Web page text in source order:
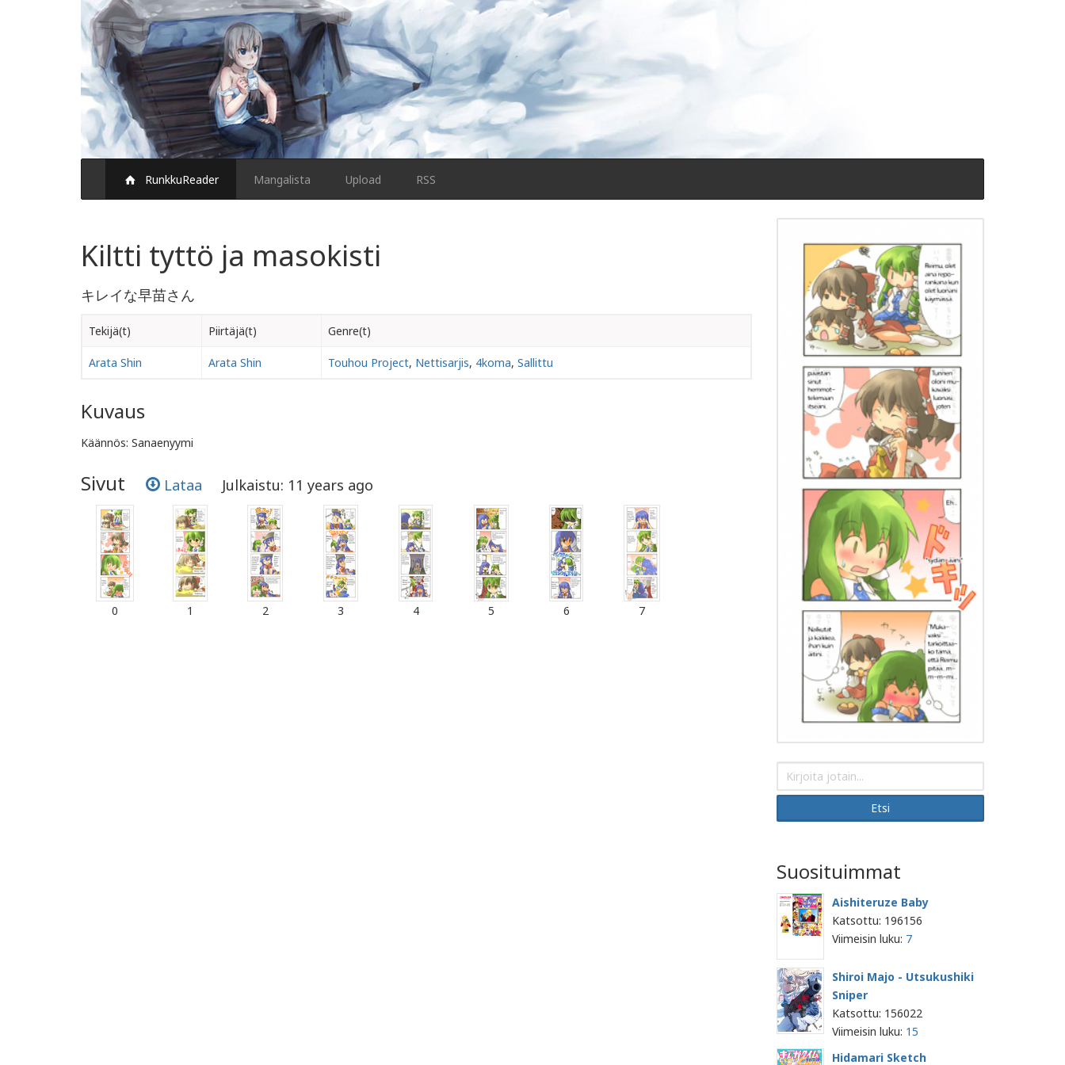
RunkkuReader Mangalista Upload RSS
Kiltti tyttö ja masokisti
キレイな早苗さん
Tekijä(t) Piirtäjä(t) Genre(t)
Arata Shin Arata Shin Touhou Project, Nettisarjis, 4koma, Sallittu
Kuvaus
Käännös: Sanaenyymi
Sivut Lataa Julkaistu: 11 years ago
0 1 2 3 4 5 6 7
Etsi
Suosituimmat
Aishiteruze Baby
Katsottu: 196156
Viimeisin luku: 7
Shiroi Majo - Utsukushiki
Sniper
Katsottu: 156022
Viimeisin luku: 15
Hidamari Sketch